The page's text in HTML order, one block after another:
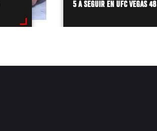
5 A SEGUIR EN UFC VEGAS 48